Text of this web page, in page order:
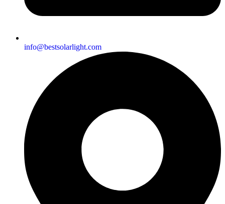
info@bestsolarlight.com